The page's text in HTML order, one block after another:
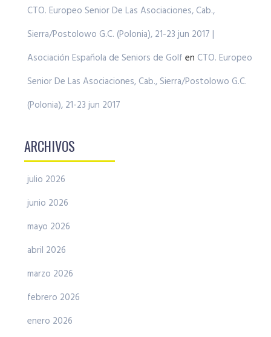
CTO. Europeo Senior De Las Asociaciones, Cab.,
Sierra/Postolowo G.C. (Polonia), 21-23 jun 2017 |
Asociación Española de Seniors de Golf en CTO. Europeo
Senior De Las Asociaciones, Cab., Sierra/Postolowo G.C.
(Polonia), 21-23 jun 2017
ARCHIVOS
julio 2026
junio 2026
mayo 2026
abril 2026
marzo 2026
febrero 2026
enero 2026